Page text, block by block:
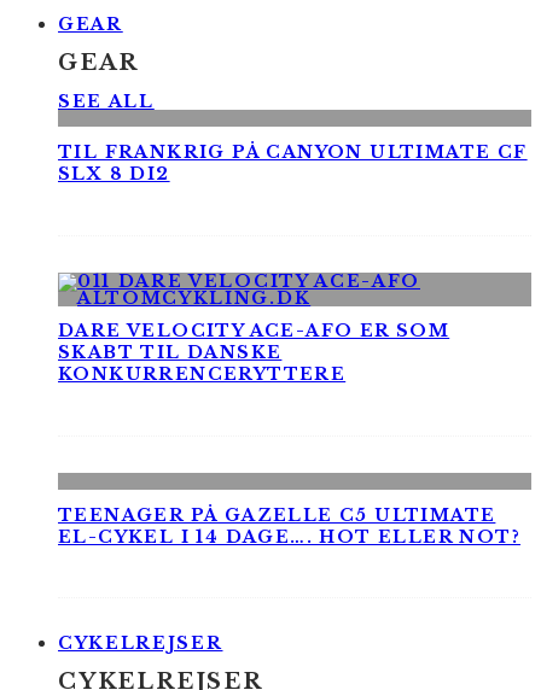
GEAR
GEAR
SEE ALL
TIL FRANKRIG PÅ CANYON ULTIMATE CF
SLX 8 DI2
DARE VELOCITY ACE-AFO ER SOM
SKABT TIL DANSKE
KONKURRENCERYTTERE
TEENAGER PÅ GAZELLE C5 ULTIMATE
EL-CYKEL I 14 DAGE…. HOT ELLER NOT?
CYKELREJSER
CYKELREJSER